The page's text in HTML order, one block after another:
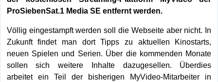
ProSiebenSat.1 Media SE entfernt werden.
Völlig eingestampft werden soll die Webseite aber nicht. In
Zukunft findet man dort Tipps zu aktuellen Kinostarts,
neuen Spielen und Serien. Über die kommenden Monate
sollen sich weitere Inhalte dazugesellen. Überdies
arbeitet ein Teil der bisherigen MyVideo-Mitarbeiter in